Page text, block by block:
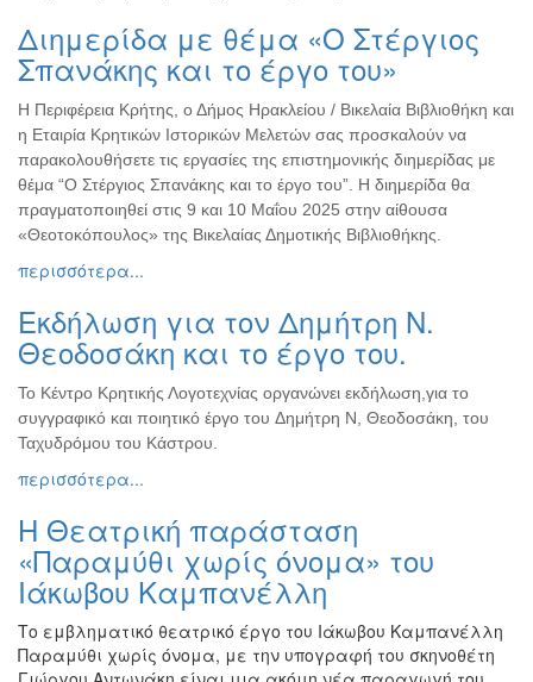
Διημερίδα με θέμα «Ο Στέργιος
Σπανάκης και το έργο του»
Η Περιφέρεια Κρήτης, ο Δήμος Ηρακλείου / Βικελαία Βιβλιοθήκη και
η Εταιρία Κρητικών Ιστορικών Μελετών σας προσκαλούν να
παρακολουθήσετε τις εργασίες της επιστημονικής διημερίδας με
θέμα “Ο Στέργιος Σπανάκης και το έργο του”. Η διημερίδα θα
πραγματοποιηθεί στις 9 και 10 Μαΐου 2025 στην αίθουσα
«Θεοτοκόπουλος» της Βικελαίας Δημοτικής Βιβλιοθήκης.
περισσότερα...
Εκδήλωση για τον Δημήτρη Ν.
Θεοδοσάκη και το έργο του.
Το Κέντρο Κρητικής Λογοτεχνίας οργανώνει εκδήλωση,για το
συγγραφικό και ποιητικό έργο του Δημήτρη Ν, Θεοδοσάκη, του
Ταχυδρόμου του Κάστρου.
περισσότερα...
H Θεατρική παράσταση
«Παραμύθι χωρίς όνομα» του
Ιάκωβου Καμπανέλλη
Το εμβληματικό θεατρικό έργο του Ιάκωβου Καμπανέλλη
Παραμύθι χωρίς όνομα, με την υπογραφή του σκηνοθέτη